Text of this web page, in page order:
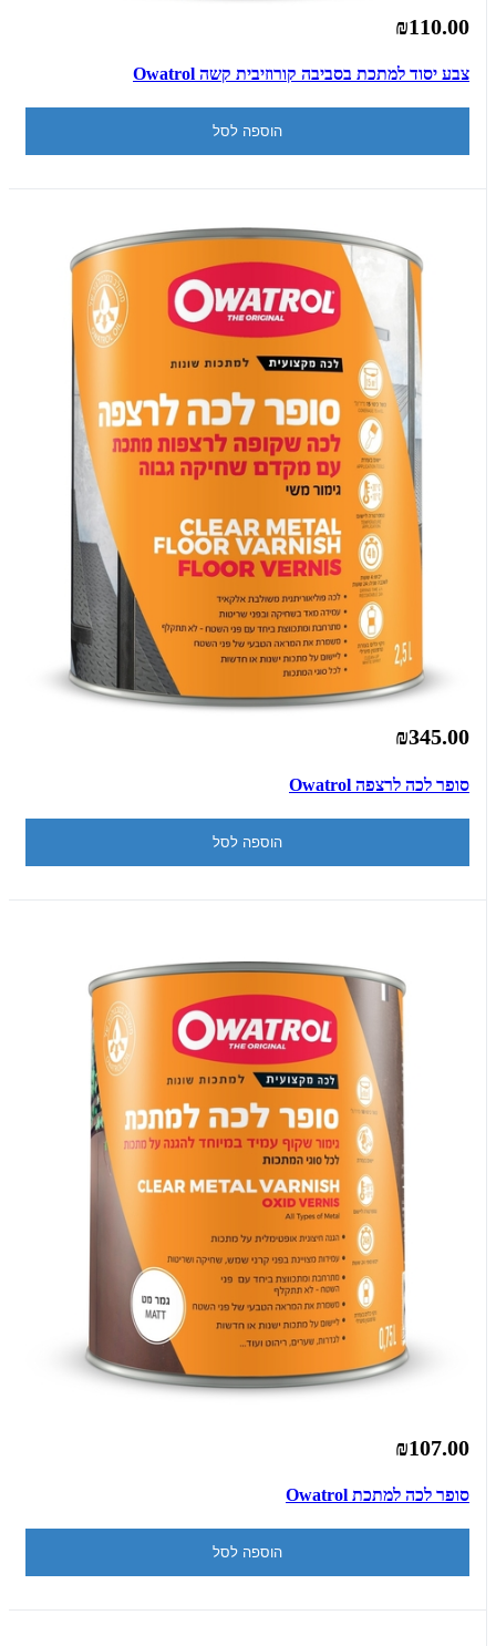
₪110.00
צבע יסוד למתכת בסביבה קורוזיבית קשה Owatrol
הוספה לסל
₪345.00
סופר לכה לרצפה Owatrol
הוספה לסל
₪107.00
סופר לכה למתכת Owatrol
הוספה לסל